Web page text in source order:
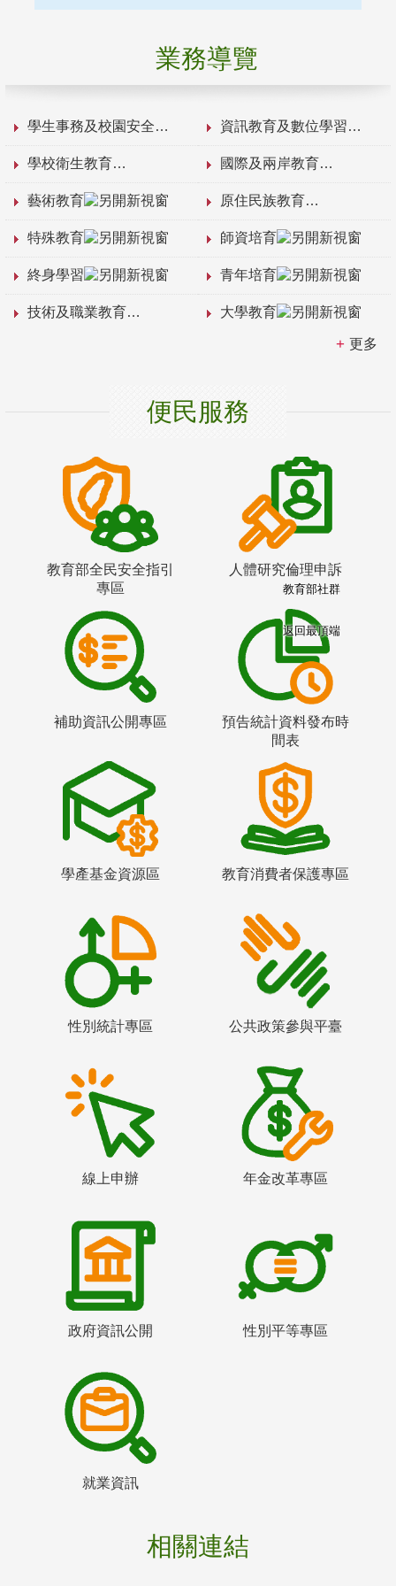
業務導覽
學生事務及校園安全 資訊教育及數位學習
學校衛生教育 國際及兩岸教育
藝術教育 原住民族教育
特殊教育 師資培育
終身學習 青年培育
技術及職業教育 大學教育
更多
便民服務
教育部全民安全指引
專區
人體研究倫理申訴
補助資訊公開專區
預告統計資料發布時
間表
學產基金資源區 教育消費者保護專區
性別統計專區 公共政策參與平臺
線上申辦 年金改革專區
政府資訊公開 性別平等專區
就業資訊
相關連結
教育部社群
返回最頂端